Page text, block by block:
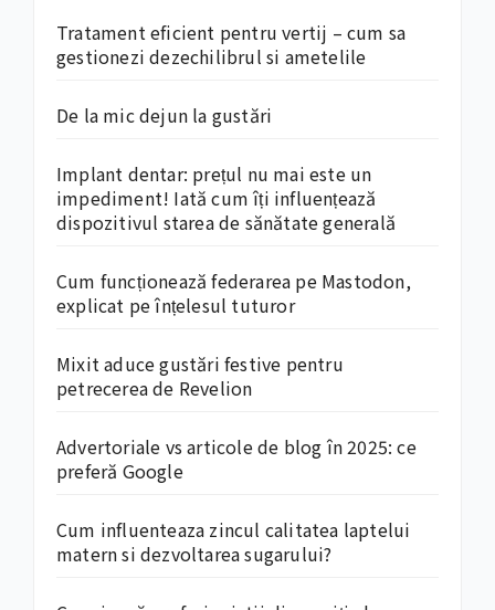
Tratament eficient pentru vertij – cum sa
gestionezi dezechilibrul si ametelile
De la mic dejun la gustări
Implant dentar: prețul nu mai este un
impediment! Iată cum îți influențează
dispozitivul starea de sănătate generală
Cum funcționează federarea pe Mastodon,
explicat pe înțelesul tuturor
Mixit aduce gustări festive pentru
petrecerea de Revelion
Advertoriale vs articole de blog în 2025: ce
preferă Google
Cum influenteaza zincul calitatea laptelui
matern si dezvoltarea sugarului?